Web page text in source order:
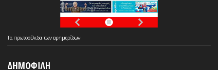
Τα πρωτοσέλιδατων εφημερίδων
ΔΗΜΟΦΙΛΗ